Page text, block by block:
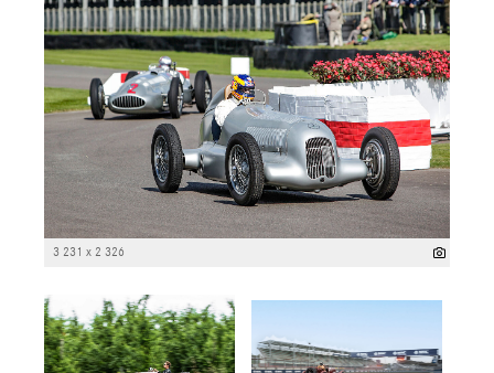
3 231 x 2 326